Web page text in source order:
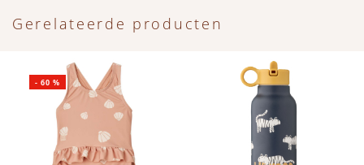
Gerelateerde producten
-60 %